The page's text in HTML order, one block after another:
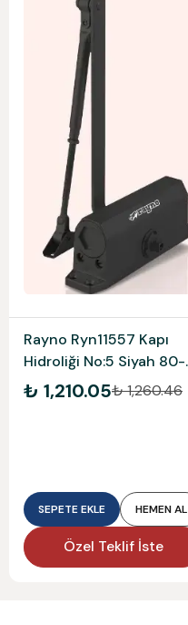
Rayno Ryn11557 Kapı
Hidroliği No:5 Siyah 80-
120 Kg
₺ 1,210.05₺ 1,260.46
SEPETE EKLE HEMEN AL
Özel Teklif İste